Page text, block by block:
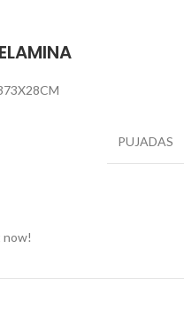
PUJADAS
now!